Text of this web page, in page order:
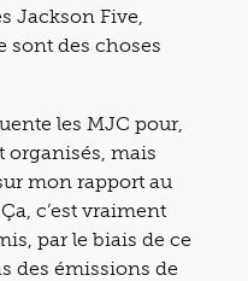
Jackson Five,
sont des choses
les MJC pour,
organisés, mais
mon rapport au
c’est vraiment
par le biais de ce
des émissions de